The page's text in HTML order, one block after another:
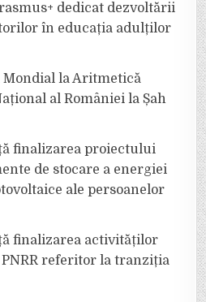
dedicat dezvoltării
în educația adulților
Mondial la Aritmetică
al României la Șah
finalizarea proiectului
de stocare a energiei
ale persoanelor
finalizarea activităților
referitor la tranziția